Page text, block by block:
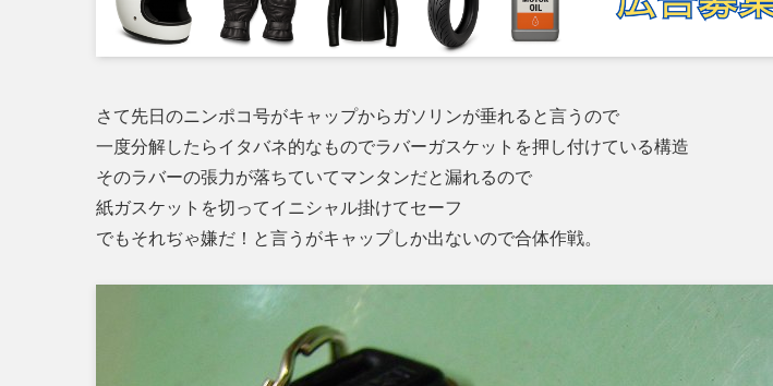
さて先日のニンポコ号がキャップからガソリンが垂れると言うので
一度分解したらイタバネ的なものでラバーガスケットを押し付けている構造
そのラバーの張力が落ちていてマンタンだと漏れるので
紙ガスケットを切ってイニシャル掛けてセーフ
でもそれぢゃ嫌だ！と言うがキャップしか出ないので合体作戦。